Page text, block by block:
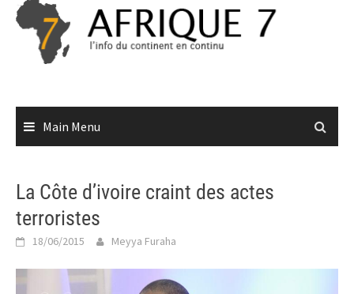
Skip
content
Main Menu
La Côte d’ivoire craint des actes
terroristes
18/06/2015 Meyya Furaha